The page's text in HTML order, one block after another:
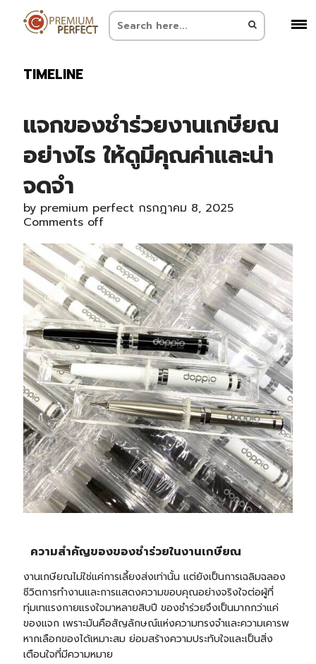
TIMELINE
แจกของชำร่วยงานเกษียณ
อย่างไร ให้ดูมีคุณค่าและน่า
จดจำ
by premium perfect กรกฎาคม 8, 2025
Comments off
ความสำคัญของของชำร่วยในงานเกษียณ
งานเกษียณไม่ใช่แค่การเลี้ยงส่งเท่านั้น แต่ยังเป็นการเฉลิมฉลอง
ชีวิตการทำงานและการแสดงความขอบคุณอย่างจริงใจต่อผู้ที่
ทุ่มเทแรงกายแรงใจมาหลายสิบปี ของชำร่วยจึงเป็นมากกว่าแค่
ของแจก เพราะมันคือสัญลักษณ์แห่งความทรงจำและความเคารพ
หากเลือกของได้เหมาะสม ย่อมสร้างความประทับใจและเป็นสิ่ง
เตือนใจที่มีความหมาย